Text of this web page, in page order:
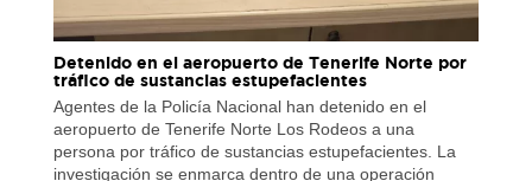
Detenido en el aeropuerto de Tenerife Norte por
tráfico de sustancias estupefacientes
Agentes de la Policía Nacional han detenido en el
aeropuerto de Tenerife Norte Los Rodeos a una
persona por tráfico de sustancias estupefacientes. La
investigación se enmarca dentro de una operación